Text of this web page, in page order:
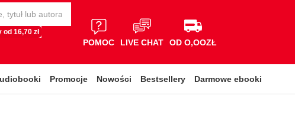
od 16,70 zł
POMOC LIVE CHAT OD O,OOZŁ
Promocje Nowości Bestsellery Darmowe ebooki